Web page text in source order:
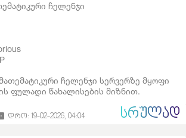
ჩელენჯი
ჩელენჯი სერვერზე მყოფი
ფულადი წახალისების მიზნით.
დრო: 19-02-2026, 04:04 ᲡᲠᲣᲚᲐᲓ